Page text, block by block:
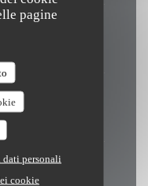
pagine
personali
cookie
22:15 *